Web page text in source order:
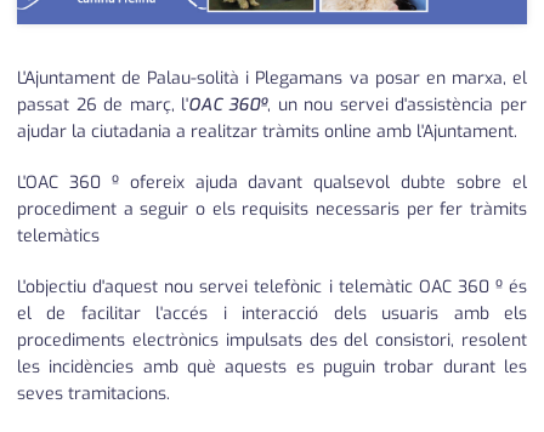
urbanisme
L'Ajuntament de Palau-solità i Plegamans va posar en marxa, el
passat 26 de març, l'OAC 360º, un nou servei d'assistència per
ajudar la ciutadania a realitzar tràmits online amb l'Ajuntament.
L'OAC 360 º ofereix ajuda davant qualsevol dubte sobre el
procediment a seguir o els requisits necessaris per fer tràmits
telemàtics
L'objectiu d'aquest nou servei telefònic i telemàtic OAC 360 º és
el de facilitar l'accés i interacció dels usuaris amb els
procediments electrònics impulsats des del consistori, resolent
les incidències amb què aquests es puguin trobar durant les
seves tramitacions.